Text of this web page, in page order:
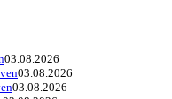
03.08.2026
03.08.2026
03.08.2026